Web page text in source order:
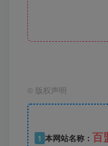
© 版权声明
1 本网站名称： 百